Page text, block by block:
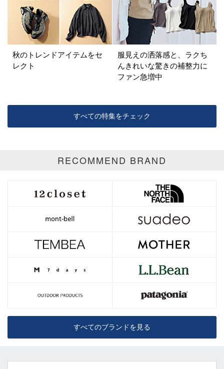
イエロー ピンク
パープル グリーン ブルー
秋のトレンドアイテムをセ
レクト
服見えの洒落感と、ラクち
んきれいな驚きの補整力に
ファン急増中
すべての特集をチェック
RECOMMEND BRAND
すべてのブランドを見る